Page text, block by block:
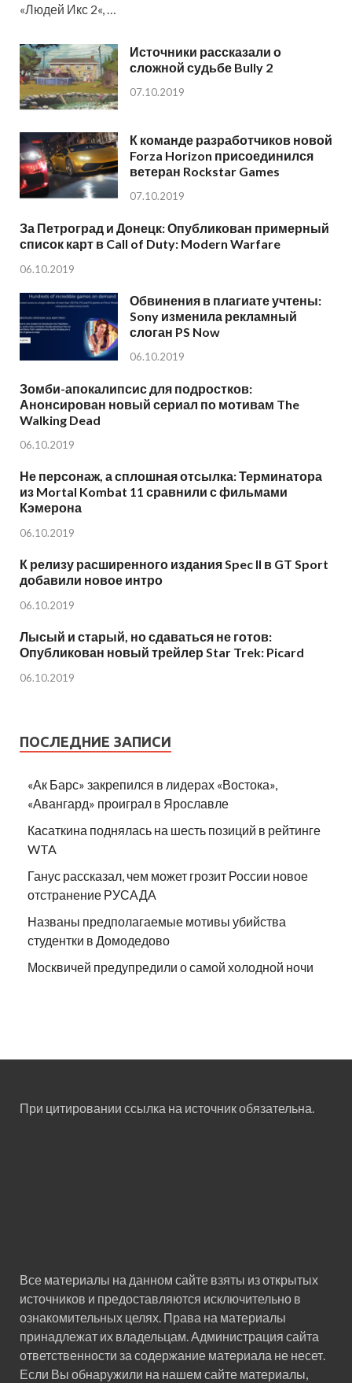
«Людей Икс 2«, …
Источники рассказали о
сложной судьбе Bully 2
07.10.2019
К команде разработчиков новой
Forza Horizon присоединился
ветеран Rockstar Games
07.10.2019
За Петроград и Донецк: Опубликован примерный
список карт в Call of Duty: Modern Warfare
06.10.2019
Обвинения в плагиате учтены:
Sony изменила рекламный
слоган PS Now
06.10.2019
Зомби-апокалипсис для подростков:
Анонсирован новый сериал по мотивам The
Walking Dead
06.10.2019
Не персонаж, а сплошная отсылка: Терминатора
из Mortal Kombat 11 сравнили с фильмами
Кэмерона
06.10.2019
К релизу расширенного издания Spec II в GT Sport
добавили новое интро
06.10.2019
Лысый и старый, но сдаваться не готов:
Опубликован новый трейлер Star Trek: Picard
06.10.2019
ПОСЛЕДНИЕ ЗАПИСИ
«Ак Барс» закрепился в лидерах «Востока»,
«Авангард» проиграл в Ярославле
Касаткина поднялась на шесть позиций в рейтинге
WTA
Ганус рассказал, чем может грозит России новое
отстранение РУСАДА
Названы предполагаемые мотивы убийства
студентки в Домодедово
Москвичей предупредили о самой холодной ночи
При цитировании ссылка на источник обязательна.
Все материалы на данном сайте взяты из открытых
источников и предоставляются исключительно в
ознакомительных целях. Права на материалы
принадлежат их владельцам. Администрация сайта
ответственности за содержание материала не несет.
Если Вы обнаружили на нашем сайте материалы,